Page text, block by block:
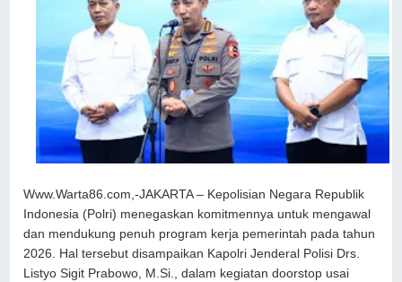
Www.Warta86.com,-JAKARTA – Kepolisian Negara Republik
Indonesia (Polri) menegaskan komitmennya untuk mengawal
dan mendukung penuh program kerja pemerintah pada tahun
2026. Hal tersebut disampaikan Kapolri Jenderal Polisi Drs.
Listyo Sigit Prabowo, M.Si., dalam kegiatan doorstop usai